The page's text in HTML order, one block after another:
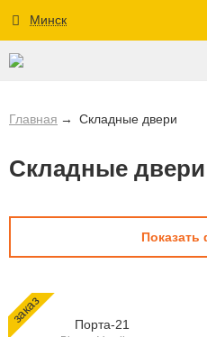
Минск
Главная Складные двери
Складные двери
заказ Порта-21